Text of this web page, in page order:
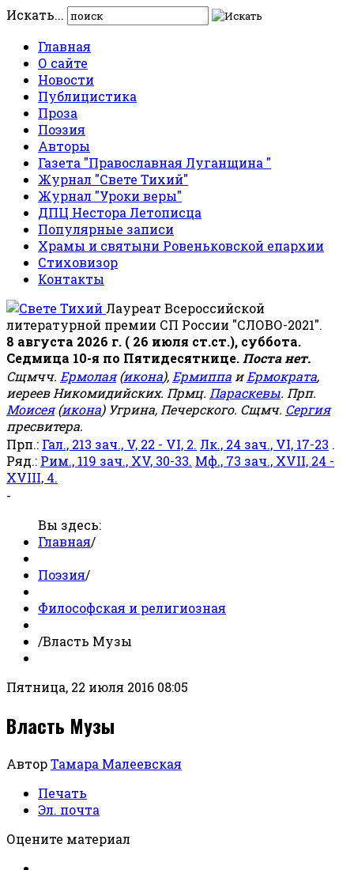
Искать...
Главная
О сайте
Новости
Публицистика
Проза
Поэзия
Авторы
Газета "Православная Луганщина "
Журнал "Свете Тихий"
Журнал "Уроки веры"
ДПЦ Нестора Летописца
Популярные записи
Храмы и святыни Ровеньковской епархии
Стиховизор
Контакты
Лауреат Всероссийской
литературной премии СП России "СЛОВО-2021".
8 августа 2026 г. ( 26 июля ст.ст.), суббота.
Седмица 10-я по Пятидесятнице. Поста нет.
Сщмчч. Ермолая(икона), Ермиппа иЕрмократа,
иереев Никомидийских. Прмц. Параскевы. Прп.
Моисея(икона) Угрина, Печерского. Сщмч. Сергия
пресвитера.
Прп.: Гал., 213 зач., V, 22 - VI, 2. Лк., 24 зач., VI, 17-23 .
Ряд.: Рим., 119 зач., XV, 30-33. Мф., 73 зач., XVII, 24 -
XVIII, 4.
-
Вы здесь:
Главная/
Поэзия/
Философская и религиозная
/Власть Музы
Пятница, 22 июля 2016 08:05
Власть Музы
АвторТамара Малеевская
Печать
Эл. почта
Оцените материал